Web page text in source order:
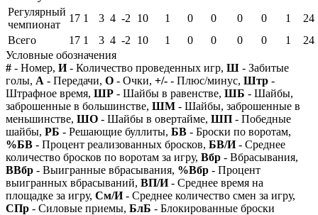
Регулярный
чемпионат
17 1 3 4 -2 10 1 0 0 0 0 1
24
Всего
17 1 3 4 -2 10 1 0 0 0 0 1
24
Условные обозначения
# - Номер, И- Количество проведенных игр, Ш - Забитые
голы, А - Передачи, О - Очки, +/- - Плюс/минус, Штр -
Штрафное время, ШР - Шайбы в равенстве, ШБ - Шайбы,
заброшенные в большинстве, ШМ - Шайбы, заброшенные в
меньшинстве, ШО - Шайбы в овертайме, ШП - Победные
шайбы, РБ - Решающие буллиты, БВ - Броски по воротам,
%БВ - Процент реализованных бросков, БВ/И- Среднее
количество бросков по воротам за игру, Вбр - Вбрасывания,
ВВбр - Выигранные вбрасывания, %Вбр - Процент
выигранных вбрасываний, ВП/И- Среднее время на
площадке за игру, См/И- Среднее количество смен за игру,
СПр - Силовые приемы, БлБ - Блокированные броски